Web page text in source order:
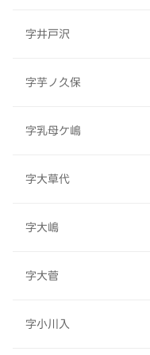
字井戸沢
字芋ノ久保
字乳母ケ嶋
字大草代
字大嶋
字大菅
字小川入